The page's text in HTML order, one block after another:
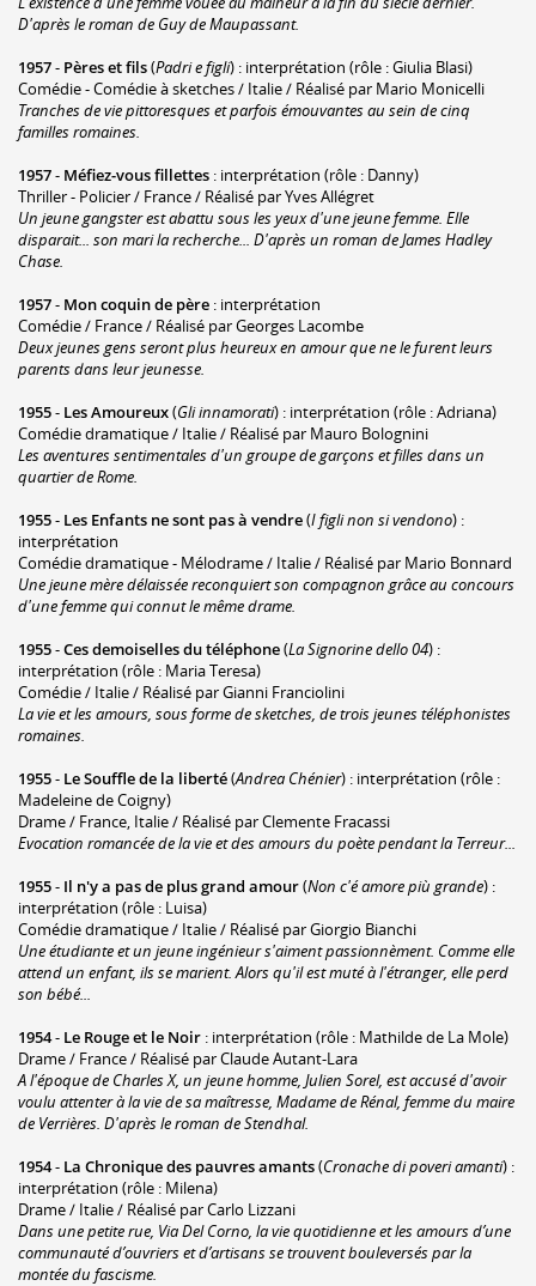
D'après le roman de Guy de Maupassant.
1957- Pères et fils(Padri e figli) : interprétation (rôle : Giulia Blasi)
Comédie - Comédie à sketches / Italie / Réalisé par Mario Monicelli
Tranches de vie pittoresques et parfois émouvantes au sein de cinq
familles romaines.
1957- Méfiez-vous fillettes : interprétation (rôle : Danny)
Thriller - Policier / France / Réalisé par Yves Allégret
Un jeune gangster est abattu sous les yeux d'une jeune femme. Elle
disparait... son mari la recherche... D'après un roman de James Hadley
Chase.
1957- Mon coquin de père : interprétation
Comédie / France / Réalisé par Georges Lacombe
Deux jeunes gens seront plus heureux en amour que ne le furent leurs
parents dans leur jeunesse.
1955- Les Amoureux(Gli innamorati) : interprétation (rôle : Adriana)
Comédie dramatique / Italie / Réalisé par Mauro Bolognini
Les aventures sentimentales d'un groupe de garçons et filles dans un
quartier de Rome.
1955- Les Enfants ne sont pas à vendre(I figli non si vendono) :
interprétation
Comédie dramatique - Mélodrame / Italie / Réalisé par Mario Bonnard
Une jeune mère délaissée reconquiert son compagnon grâce au concours
d'une femme qui connut le même drame.
1955-Ces demoiselles du téléphone(La Signorine dello 04) :
interprétation (rôle : Maria Teresa)
Comédie / Italie / Réalisé par Gianni Franciolini
La vie et les amours, sous forme de sketches, de trois jeunes téléphonistes
romaines.
1955- Le Souffle de la liberté(Andrea Chénier) : interprétation (rôle :
Madeleine de Coigny)
Drame / France, Italie / Réalisé par Clemente Fracassi
Evocation romancée de la vie et des amours du poète pendant la Terreur...
1955- Il n'y a pas de plus grand amour(Non c'é amore più grande) :
interprétation (rôle : Luisa)
Comédie dramatique / Italie / Réalisé par Giorgio Bianchi
Une étudiante et un jeune ingénieur s'aiment passionnèment. Comme elle
attend un enfant, ils se marient. Alors qu'il est muté à l'étranger, elle perd
son bébé...
1954- Le Rouge et le Noir : interprétation (rôle : Mathilde de La Mole)
Drame / France / Réalisé par Claude Autant-Lara
A l'époque de Charles X, un jeune homme, Julien Sorel, est accusé d'avoir
voulu attenter à la vie de sa maîtresse, Madame de Rénal, femme du maire
de Verrières. D'après le roman de Stendhal.
1954- La Chronique des pauvres amants(Cronache di poveri amanti) :
interprétation (rôle : Milena)
Drame / Italie / Réalisé par Carlo Lizzani
Dans une petite rue, Via Del Corno, la vie quotidienne et les amours d’une
communauté d’ouvriers et d’artisans se trouvent bouleversés par la
montée du fascisme.